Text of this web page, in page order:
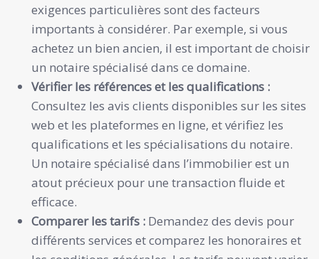
exigences particulières sont des facteurs
importants à considérer. Par exemple, si vous
achetez un bien ancien, il est important de choisir
un notaire spécialisé dans ce domaine.
Vérifier les références et les qualifications :
Consultez les avis clients disponibles sur les sites
web et les plateformes en ligne, et vérifiez les
qualifications et les spécialisations du notaire.
Un notaire spécialisé dans l’immobilier est un
atout précieux pour une transaction fluide et
efficace.
Comparer les tarifs : Demandez des devis pour
différents services et comparez les honoraires et